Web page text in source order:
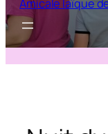
Amicale laïque